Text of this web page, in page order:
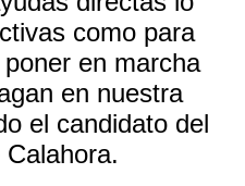
como para
en marcha
en nuestra
el candidato del